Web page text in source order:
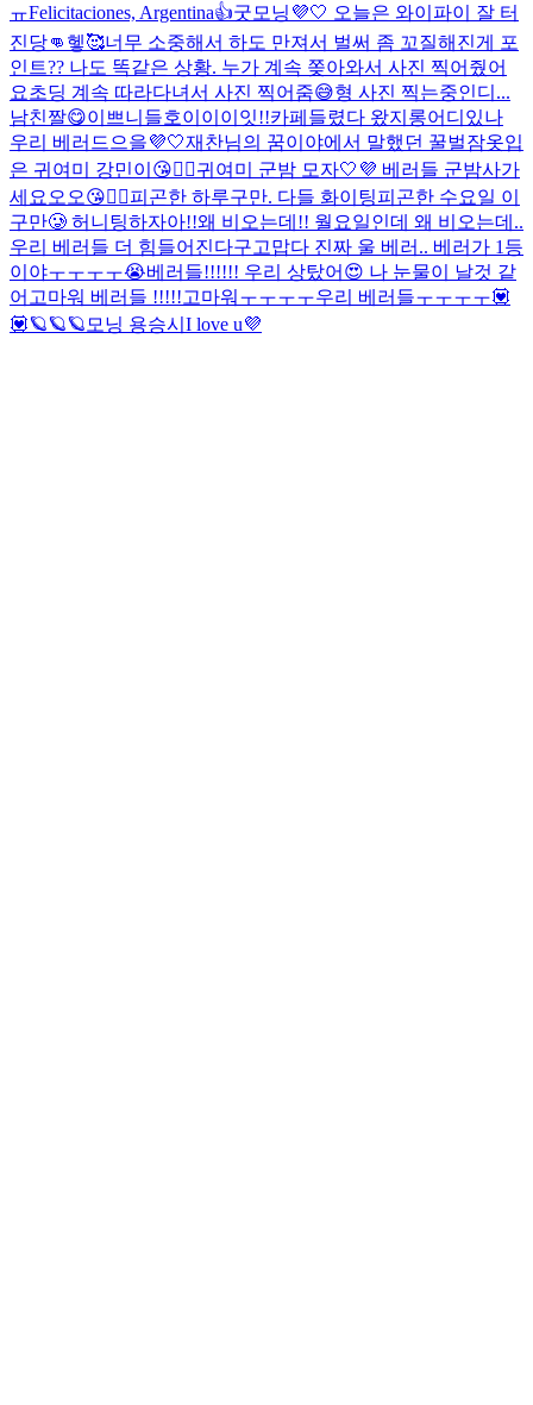
ㅠFelicitaciones, Argentina👍굿모닝💜🤍 오늘은 와이파이 잘 터
진당👊헿🥰너무 소중해서 하도 만져서 벌써 좀 꼬질해진게 포
인트?? 나도 똑같은 상황. 누가 계속 쫒아와서 사진 찍어줬어
요초딩 계속 따라다녀서 사진 찍어줌😅형 사진 찍는중인디...
남친짤😋이쁘니들호이이이잇!!카페들렸다 왔지롱어디있나
우리 베러드으을💜🤍재찬님의 꿈이야에서 말했던 꿀벌잠옷입
은 귀여미 강민이😘👍🏻귀여미 군밤 모자🤍💜 베러들 군밤사가
세요오오😘👍🏻피곤한 하루구만. 다들 화이팅피곤한 수요일 이
구만🥲 허니팅하자아!!왜 비오는데!! 월요일인데 왜 비오는데..
우리 베러들 더 힘들어진다구고맙다 진짜 울 베러.. 베러가 1등
이야ㅜㅜㅜㅜ😭베러들!!!!!! 우리 상탔어😍 나 눈물이 날것 같
어 고마워 베러들 !!!!!고마워ㅜㅜㅜㅜ우리 베러들ㅜㅜㅜㅜ💟
💟🪐🪐🪐 모닝 용승시 I love u💜